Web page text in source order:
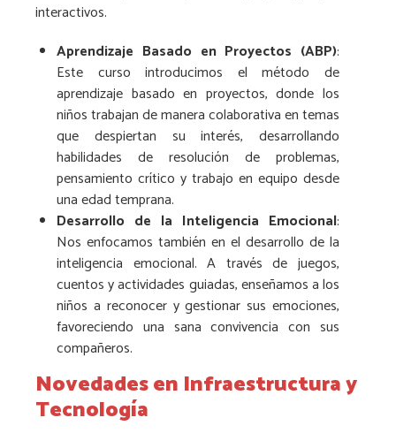
interactivos.
Aprendizaje Basado en Proyectos (ABP):
Este curso introducimos el método de
aprendizaje basado en proyectos, donde los
niños trabajan de manera colaborativa en temas
que despiertan su interés, desarrollando
habilidades de resolución de problemas,
pensamiento crítico y trabajo en equipo desde
una edad temprana.
Desarrollo de la Inteligencia Emocional:
Nos enfocamos también en el desarrollo de la
inteligencia emocional. A través de juegos,
cuentos y actividades guiadas, enseñamos a los
niños a reconocer y gestionar sus emociones,
favoreciendo una sana convivencia con sus
compañeros.
Novedades en Infraestructura y
Tecnología